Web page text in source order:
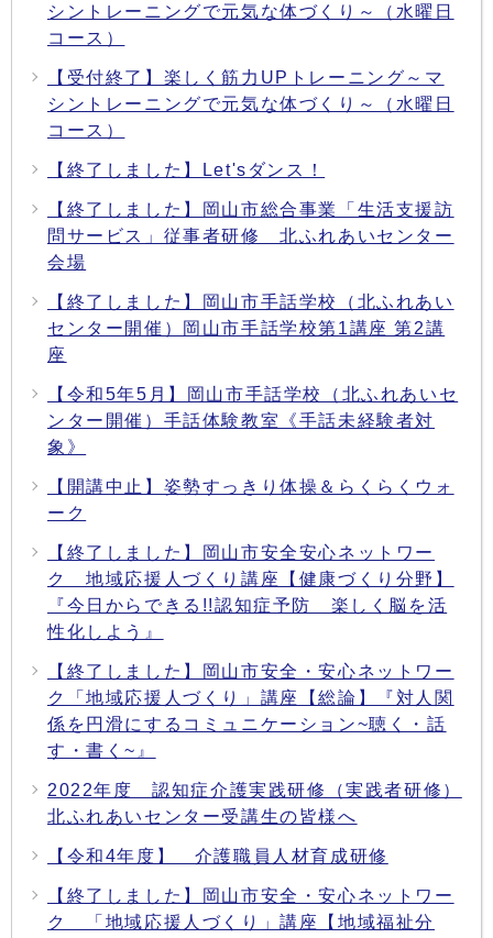
シントレーニングで元気な体づくり～（水曜日
コース）
【受付終了】楽しく筋力UPトレーニング～マ
シントレーニングで元気な体づくり～（水曜日
コース）
【終了しました】Let'sダンス！
【終了しました】岡山市総合事業「生活支援訪
問サービス」従事者研修 北ふれあいセンター
会場
【終了しました】岡山市手話学校（北ふれあい
センター開催）岡山市手話学校第1講座 第2講
座
【令和5年5月】岡山市手話学校（北ふれあいセ
ンター開催）手話体験教室《手話未経験者対
象》
【開講中止】姿勢すっきり体操＆らくらくウォ
ーク
【終了しました】岡山市安全安心ネットワー
ク 地域応援人づくり講座【健康づくり分野】
『今日からできる!!認知症予防 楽しく脳を活
性化しよう』
【終了しました】岡山市安全・安心ネットワー
ク「地域応援人づくり」講座【総論】『対人関
係を円滑にするコミュニケーション~聴く・話
す・書く~』
2022年度 認知症介護実践研修（実践者研修）
北ふれあいセンター受講生の皆様へ
【令和4年度】 介護職員人材育成研修
【終了しました】岡山市安全・安心ネットワー
ク 「地域応援人づくり」講座【地域福祉分